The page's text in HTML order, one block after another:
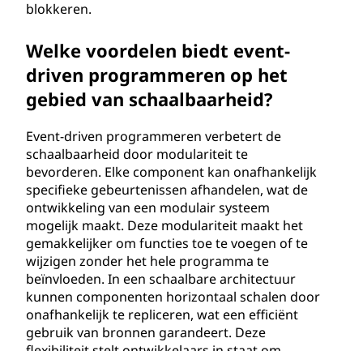
blokkeren.
Welke voordelen biedt event-
driven programmeren op het
gebied van schaalbaarheid?
Event-driven programmeren verbetert de
schaalbaarheid door modulariteit te
bevorderen. Elke component kan onafhankelijk
specifieke gebeurtenissen afhandelen, wat de
ontwikkeling van een modulair systeem
mogelijk maakt. Deze modulariteit maakt het
gemakkelijker om functies toe te voegen of te
wijzigen zonder het hele programma te
beïnvloeden. In een schaalbare architectuur
kunnen componenten horizontaal schalen door
onafhankelijk te repliceren, wat een efficiënt
gebruik van bronnen garandeert. Deze